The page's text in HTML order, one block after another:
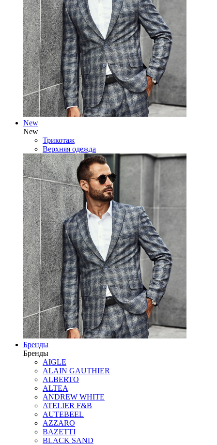
New
New
Трикотаж
Верхняя одежда
Бренды
Бренды
AIGLE
ALAIN GAUTHIER
ALBERTO
ALTEA
ANDREW WHITE
ATELIER F&B
AUTEBEEL
AZZARO
BAZETTI
BLACK SAND